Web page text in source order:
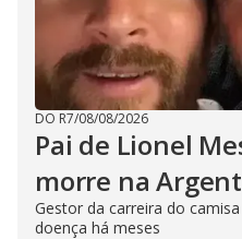
DO R7/08/08/2026
Pai de Lionel
morre na
Gestor da carreira do
doença há meses